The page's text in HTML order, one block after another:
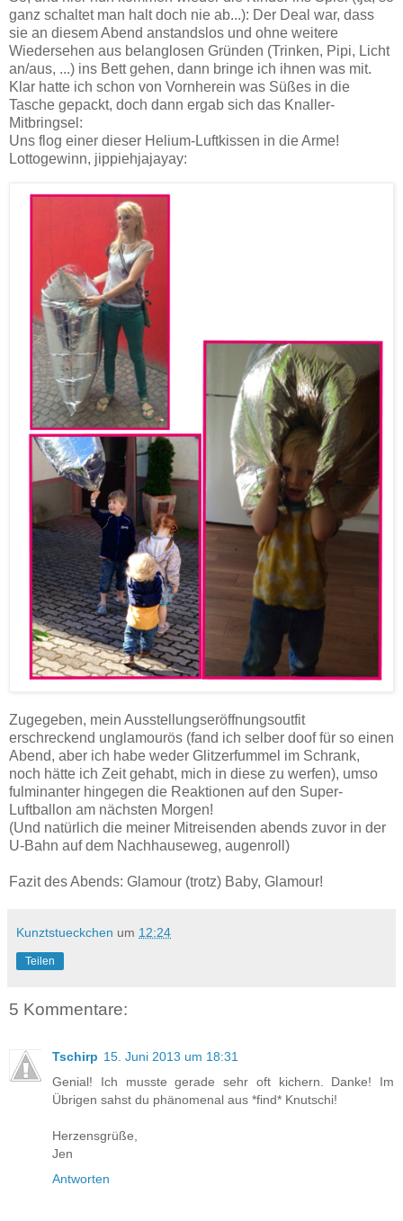
ganz schaltet man halt doch nie ab...): Der Deal war, dass
sie an diesem Abend anstandslos und ohne weitere
Wiedersehen aus belanglosen Gründen (Trinken, Pipi, Licht
an/aus, ...) ins Bett gehen, dann bringe ich ihnen was mit.
Klar hatte ich schon von Vornherein was Süßes in die
Tasche gepackt, doch dann ergab sich das Knaller-
Mitbringsel:
Uns flog einer dieser Helium-Luftkissen in die Arme!
Lottogewinn, jippiehjajayay:
Zugegeben, mein Ausstellungseröffnungsoutfit
erschreckend unglamourös (fand ich selber doof für so einen
Abend, aber ich habe weder Glitzerfummel im Schrank,
noch hätte ich Zeit gehabt, mich in diese zu werfen), umso
fulminanter hingegen die Reaktionen auf den Super-
Luftballon am nächsten Morgen!
(Und natürlich die meiner Mitreisenden abends zuvor in der
U-Bahn auf dem Nachhauseweg, augenroll)
Fazit des Abends: Glamour (trotz) Baby, Glamour!
Kunztstueckchen um 12:24
Teilen
5 Kommentare:
Tschirp 15. Juni 2013 um 18:31
Genial! Ich musste gerade sehr oft kichern. Danke! Im
Übrigen sahst du phänomenal aus *find* Knutschi!
Herzensgrüße,
Jen
Antworten